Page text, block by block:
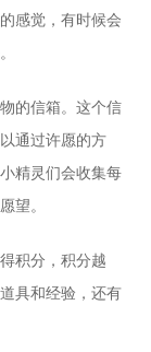
感觉，有时候会
的信箱。这个信
通过许愿的方
精灵们会收集每
望。
积分，积分越
具和经验，还有